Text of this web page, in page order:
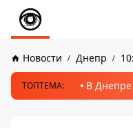
Новости Днепр
ТОПТЕМА: В